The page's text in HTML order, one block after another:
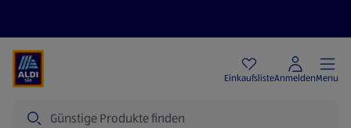
EinkaufslisteAnmeldenMenu